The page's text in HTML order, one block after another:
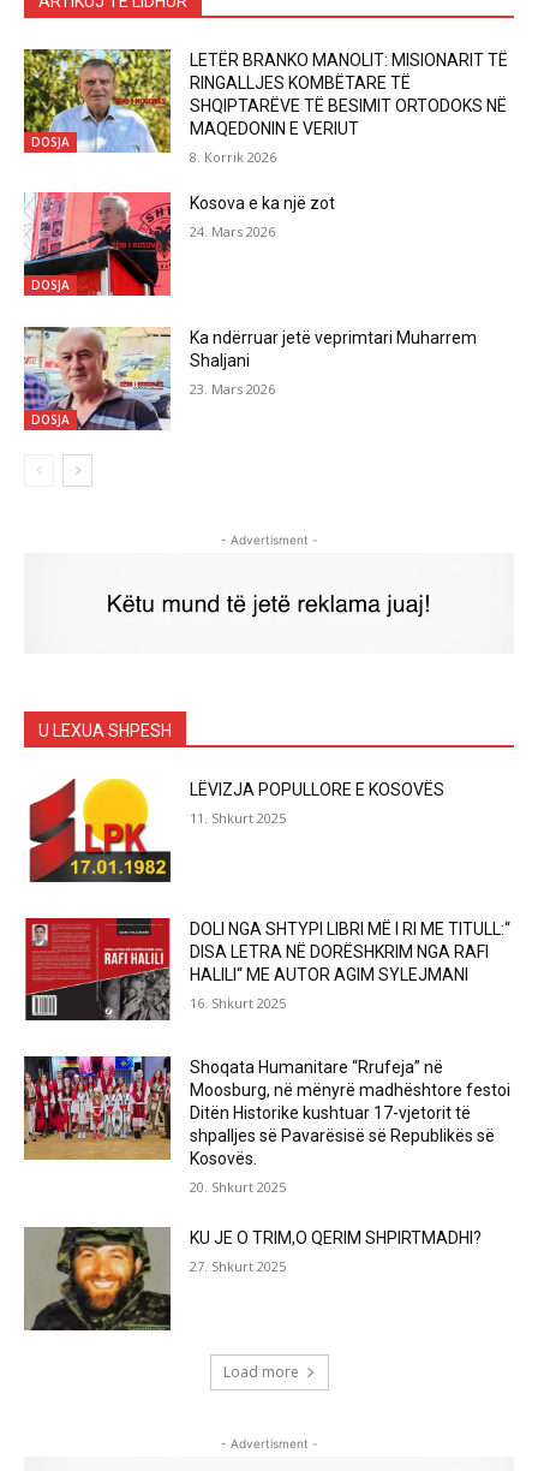
DOSJA
LETËR BRANKO MANOLIT: MISIONARIT TË
RINGALLJES KOMBËTARE TË
SHQIPTARËVE TË BESIMIT ORTODOKS NË
MAQEDONIN E VERIUT
8. Korrik 2026
DOSJA
Kosova e ka një zot
24. Mars 2026
DOSJA
Ka ndërruar jetë veprimtari Muharrem
Shaljani
23. Mars 2026
- Advertisment -
U LEXUA SHPESH
LËVIZJA POPULLORE E KOSOVËS
11. Shkurt 2025
DOLI NGA SHTYPI LIBRI MË I RI ME TITULL:“
DISA LETRA NË DORËSHKRIM NGA RAFI
HALILI“ ME AUTOR AGIM SYLEJMANI
16. Shkurt 2025
Shoqata Humanitare “Rrufeja” në
Moosburg, në mënyrë madhështore festoi
Ditën Historike kushtuar 17-vjetorit të
shpalljes së Pavarësisë së Republikës së
Kosovës.
20. Shkurt 2025
KU JE O TRIM,O QERIM SHPIRTMADHI?
27. Shkurt 2025
Load more
- Advertisment -